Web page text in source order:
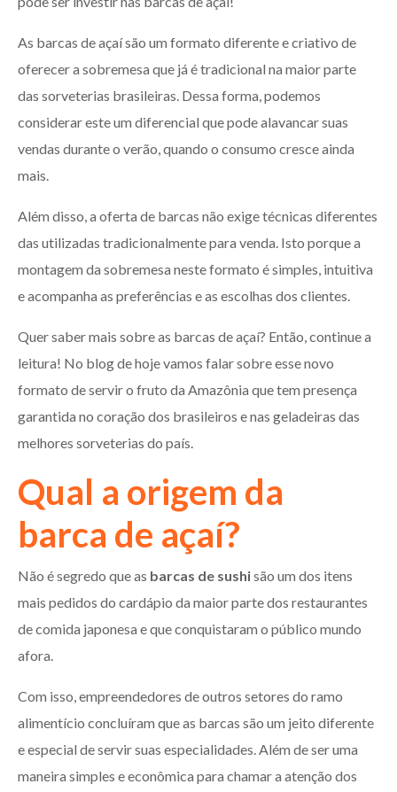
As barcas de açaí são um formato diferente e criativo de
oferecer a sobremesa que já é tradicional na maior parte
das sorveterias brasileiras. Dessa forma, podemos
considerar este um diferencial que pode alavancar suas
vendas durante o verão, quando o consumo cresce ainda
mais.
Além disso, a oferta de barcas não exige técnicas diferentes
das utilizadas tradicionalmente para venda. Isto porque a
montagem da sobremesa neste formato é simples, intuitiva
e acompanha as preferências e as escolhas dos clientes.
Quer saber mais sobre as barcas de açaí? Então, continue a
leitura! No blog de hoje vamos falar sobre esse novo
formato de servir o fruto da Amazônia que tem presença
garantida no coração dos brasileiros e nas geladeiras das
melhores sorveterias do país.
Qual a origem da
barca de açaí?
Não é segredo que as barcas de sushisão um dos itens
mais pedidos do cardápio da maior parte dos restaurantes
de comida japonesa e que conquistaram o público mundo
afora.
Com isso, empreendedores de outros setores do ramo
alimentício concluíram que as barcas são um jeito diferente
e especial de servir suas especialidades. Além de ser uma
maneira simples e econômica para chamar a atenção dos